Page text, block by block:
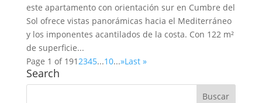
este apartamento con orientación sur en Cumbre del
Sol ofrece vistas panorámicas hacia el Mediterráneo
y los imponentes acantilados de la costa. Con 122 m²
de superficie...
Page 1 of 1912345...10...»Last »
Search